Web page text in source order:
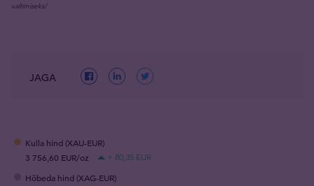
valtimiseks/
JAGA
Kulla hind (XAU-EUR)
3 756,60 EUR/oz
+ 80,35 EUR
Hõbeda hind (XAG-EUR)